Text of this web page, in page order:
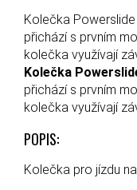
Kolečka
přichází s prvním
kolečka využívají
Kolečka
přichází s prvním
kolečka využívají
POPIS:
Kolečka pro jízdu